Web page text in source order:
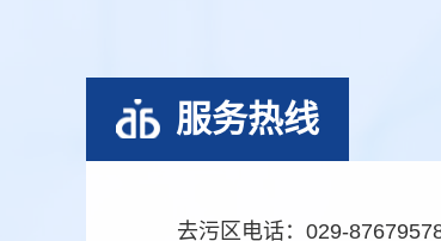
服务热线
去污区电话：029-